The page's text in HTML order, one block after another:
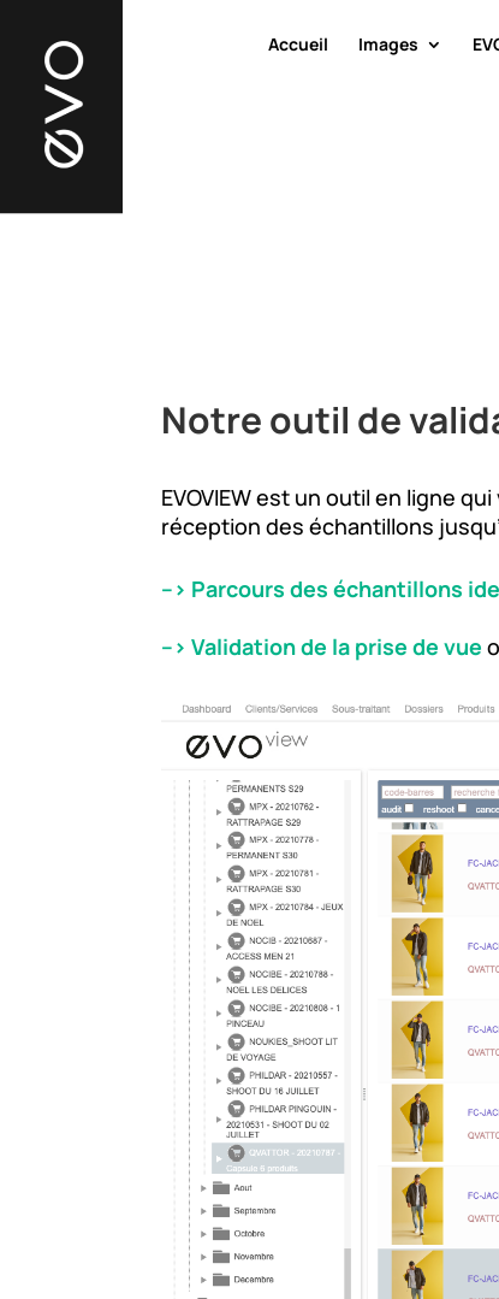
Accueil Images
Notre outil de
EVOVIEW est un outil en ligne
réception des échantillons
–> Parcours des échantillons
–> Validation de la prise de vue